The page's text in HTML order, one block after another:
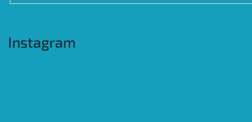
Instagram